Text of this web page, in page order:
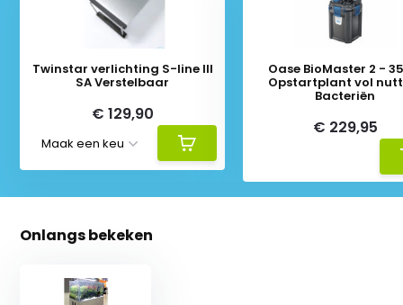
Twinstar verlichting S-line III
SA Verstelbaar
€ 129,90
Oase BioMaster 2 - 350 +
Opstartplant vol
Bacteriën
€ 229,95
Onlangs bekeken